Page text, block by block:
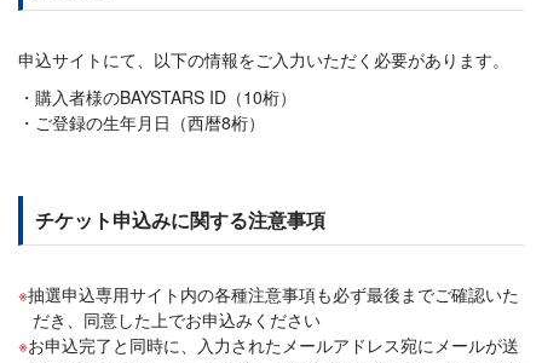
申込サイトにて、以下の情報をご入力いただく必要があります。
購入者様のBAYSTARS ID（10桁）
ご登録の生年月日（西暦8桁）
チケット申込みに関する注意事項
抽選申込専用サイト内の各種注意事項も必ず最後までご確認いた
だき、同意した上でお申込みください
お申込完了と同時に、入力されたメールアドレス宛にメールが送